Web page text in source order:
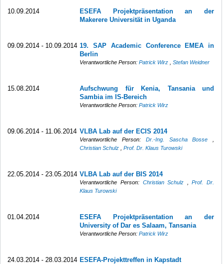
10.09.2014
ESEFA Projektpräsentation an der
Makerere Universität in Uganda
09.09.2014 - 10.09.2014 19. SAP Academic Conference EMEA in
Berlin
Verantwortliche Person:Patrick Wirz ,Stefan Weidner
15.08.2014
Aufschwung für Kenia, Tansania und
Sambia im IS-Bereich
Verantwortliche Person:Patrick Wirz
09.06.2014 - 11.06.2014 VLBA Lab auf der ECIS 2014
Verantwortliche Person: Dr.-Ing. Sascha Bosse
Christian Schulz
,Prof. Dr. Klaus Turowski
22.05.2014 - 23.05.2014 VLBA Lab auf der BIS 2014
Verantwortliche Person: Christian Schulz ,Prof. Dr.
Klaus Turowski
01.04.2014
ESEFA Projektpräsentation an der
University of Dar es Salaam, Tansania
Verantwortliche Person:Patrick Wirz
24.03.2014 - 28.03.2014 ESEFA-Projekttreffen in Kapstadt